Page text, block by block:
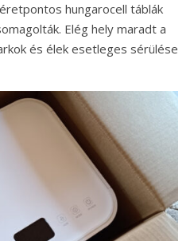
hungarocell táblák
Elég hely maradt a
és élek esetleges sérülése